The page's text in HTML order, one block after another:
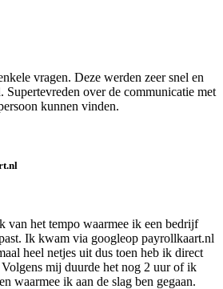
vragen. Deze werden zeer snel en
Supertevreden over de communicatie met
kunnen vinden.
van het tempo waarmee ik een bedrijf
Ik kwam via googleop payrollkaart.nl
heel netjes uit dus toen heb ik direct
mij duurde het nog 2 uur of ik
waarmee ik aan de slag ben gegaan.